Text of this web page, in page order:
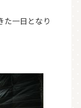
た一日となり